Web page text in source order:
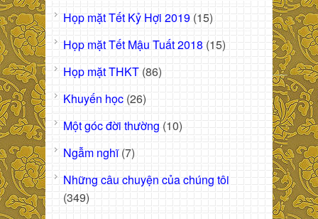
Họp mặt Tết Kỷ Hợi 2019 (15)
Họp mặt Tết Mậu Tuất 2018 (15)
Họp mặt THKT (86)
Khuyến học (26)
Một góc đời thường (10)
Ngẫm nghĩ(7)
Những câu chuyện của chúng tôi
(349)